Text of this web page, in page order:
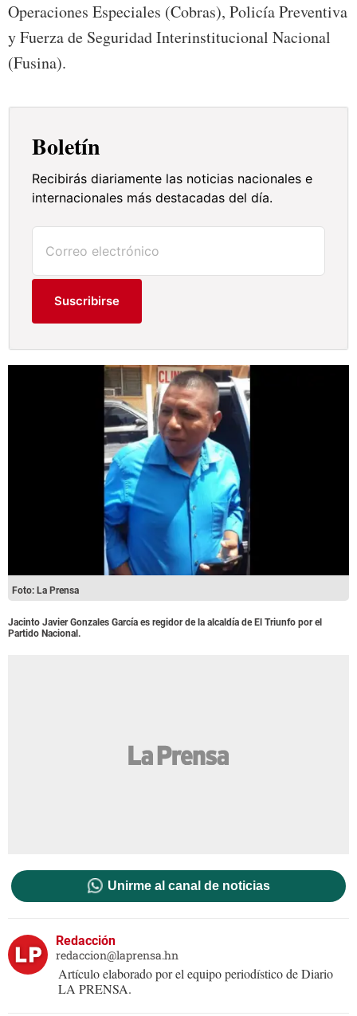
Operaciones Especiales (Cobras), Policía Preventiva
y Fuerza de Seguridad Interinstitucional Nacional
(Fusina).
Boletín
Recibirás diariamente las noticias nacionales e
internacionales más destacadas del día.
Suscribirse
Foto: La Prensa
Jacinto Javier Gonzales García es regidor de la alcaldía de El Triunfo por el
Partido Nacional.
Unirme al canal de noticias
Redacción
redaccion@laprensa.hn
Artículo elaborado por el equipo periodístico de Diario
LA PRENSA.